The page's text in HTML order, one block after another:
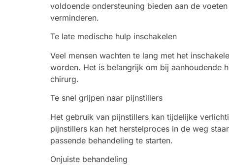
voldoende ondersteuning bieden aan de
verminderen.
Te late medische hulp inschakelen
Veel mensen wachten te lang met het
worden. Het is belangrijk om bij aanhoudende
chirurg.
Te snel grijpen naar pijnstillers
Het gebruik van pijnstillers kan tijdelijke
pijnstillers kan het herstelproces in de weg
passende behandeling te starten.
Onjuiste behandeling